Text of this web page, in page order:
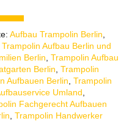
RECHNER
Aufbau Trampolin Berlin
Trampolin Aufbau Berlin und
Berlin Trampolin Aufbau
Berlin Trampolin
Aufbauen Berlin Trampolin
Umland
Fachgerecht Aufbauen
Trampolin Handwerker